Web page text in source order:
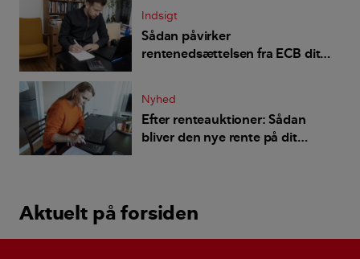
Indsigt
Sådan påvirker
rentenedsættelsen fra ECB dit
Nyhed
Efter renteauktioner: Sådan
bliver den nye rente på dit
Aktuelt på forsiden